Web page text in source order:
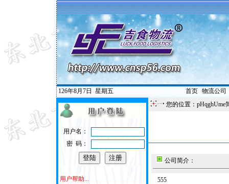
126年8月7日 星期五 首页| 物流公司
用户名：
密 码：
用户帮助...
您的位置：pHqghUme
公司简介：
555